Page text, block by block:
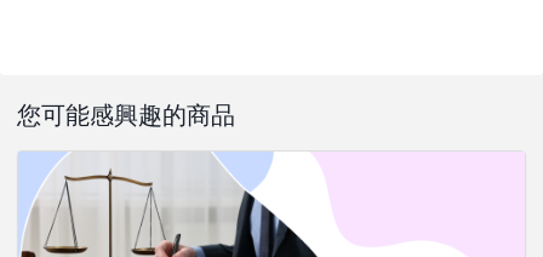
您可能感興趣的商品